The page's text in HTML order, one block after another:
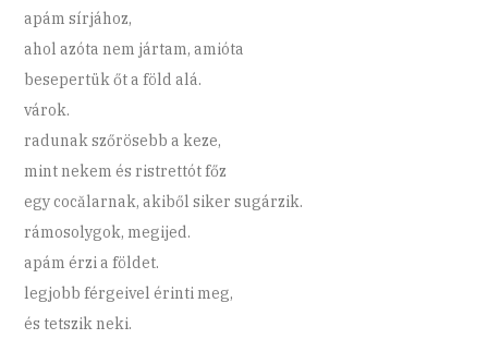
apám sírjához,
ahol azóta nem jártam, amióta
besepertük őt a föld alá.
várok.
radunak szőrösebb a keze,
mint nekem és ristrettót főz
egy cocălarnak, akiből siker sugárzik.
rámosolygok, megijed.
apám érzi a földet.
legjobb férgeivel érinti meg,
és tetszik neki.